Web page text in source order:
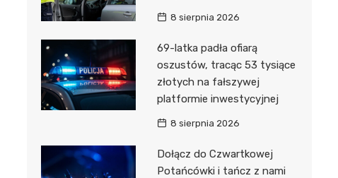
8 sierpnia 2026
69-latka padła ofiarą
oszustów, tracąc 53 tysiące
złotych na fałszywej
platformie inwestycyjnej
8 sierpnia 2026
Dołącz do Czwartkowej
Potańcówki i tańcz z nami